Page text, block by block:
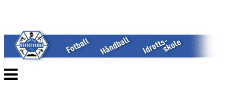
Veksle
navigasjon